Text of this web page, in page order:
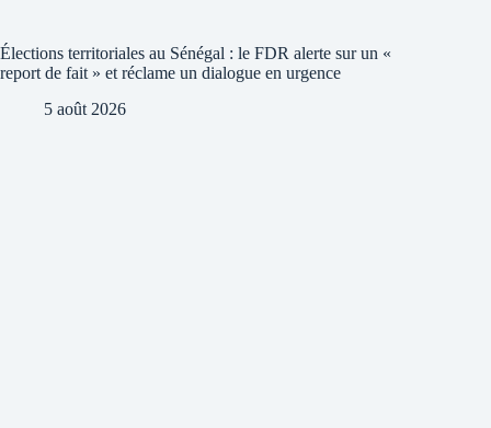
Élections territoriales au Sénégal : le FDR alerte sur un «
report de fait » et réclame un dialogue en urgence
5 août 2026